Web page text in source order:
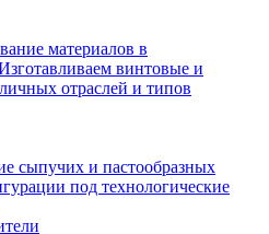
материалов в
винтовые и
отраслей и типов
сыпучих и пастообразных
под технологические